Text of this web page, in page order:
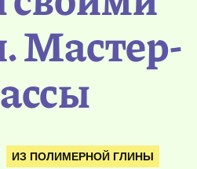
Мастер-
ИЗ ПОЛИМЕРНОЙ ГЛИНЫ